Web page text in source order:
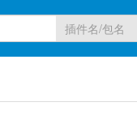
插件名/包名